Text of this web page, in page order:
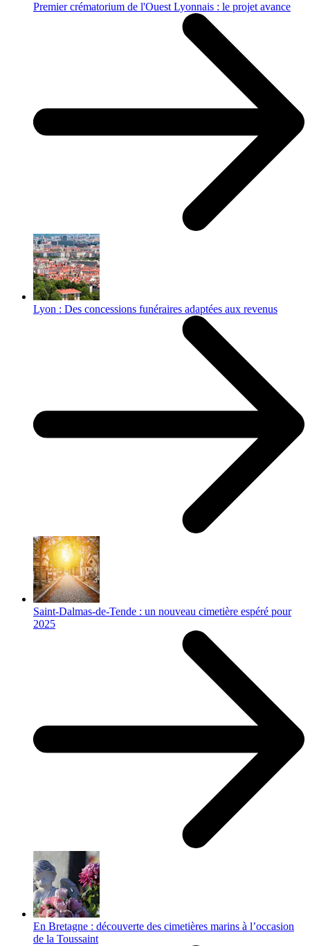
Premier crématorium de l'Ouest Lyonnais : le projet avance
Lyon : Des concessions funéraires adaptées aux revenus
Saint-Dalmas-de-Tende : un nouveau cimetière espéré pour
2025
En Bretagne : découverte des cimetières marins à l’occasion
de la Toussaint